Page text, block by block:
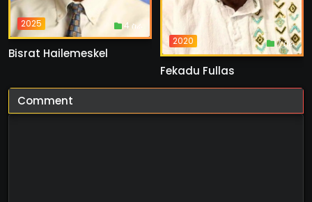
2025 4 ስራ
Bisrat Hailemeskel
2020 7 ስራ
Fekadu Fullas
Comment